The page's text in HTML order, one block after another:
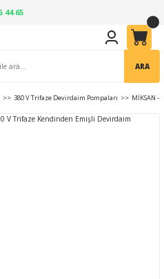
44 65
ARA
380 V Trifaze Devirdaim Pompaları MİKSAN -